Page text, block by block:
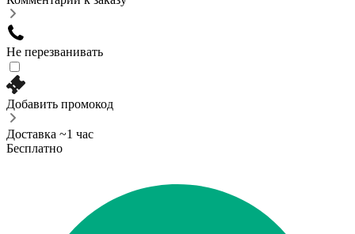
Не перезванивать
Добавить промокод
Доставка ~1 час
Бесплатно